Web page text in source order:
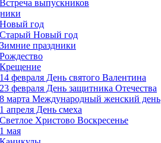
Встреча выпускников
Новый год
Старый Новый год
Зимние праздники
Рождество
Крещение
14 февраля День святого Валентина
23 февраля День защитника Отечества
8 марта Международный женский день
1 апреля День смеха
Светлое Христово Воскресенье
1 мая